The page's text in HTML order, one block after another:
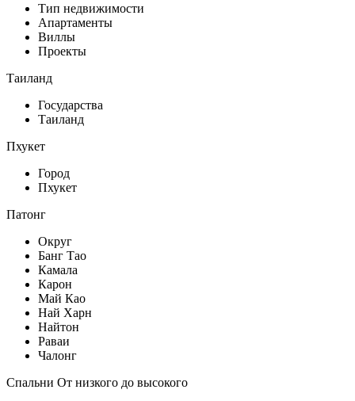
Тип недвижимости
Апартаменты
Виллы
Проекты
Таиланд
Государства
Таиланд
Пхукет
Город
Пхукет
Патонг
Округ
Банг Тао
Камала
Карон
Май Као
Най Харн
Найтон
Раваи
Чалонг
Спальни От низкого до высокого